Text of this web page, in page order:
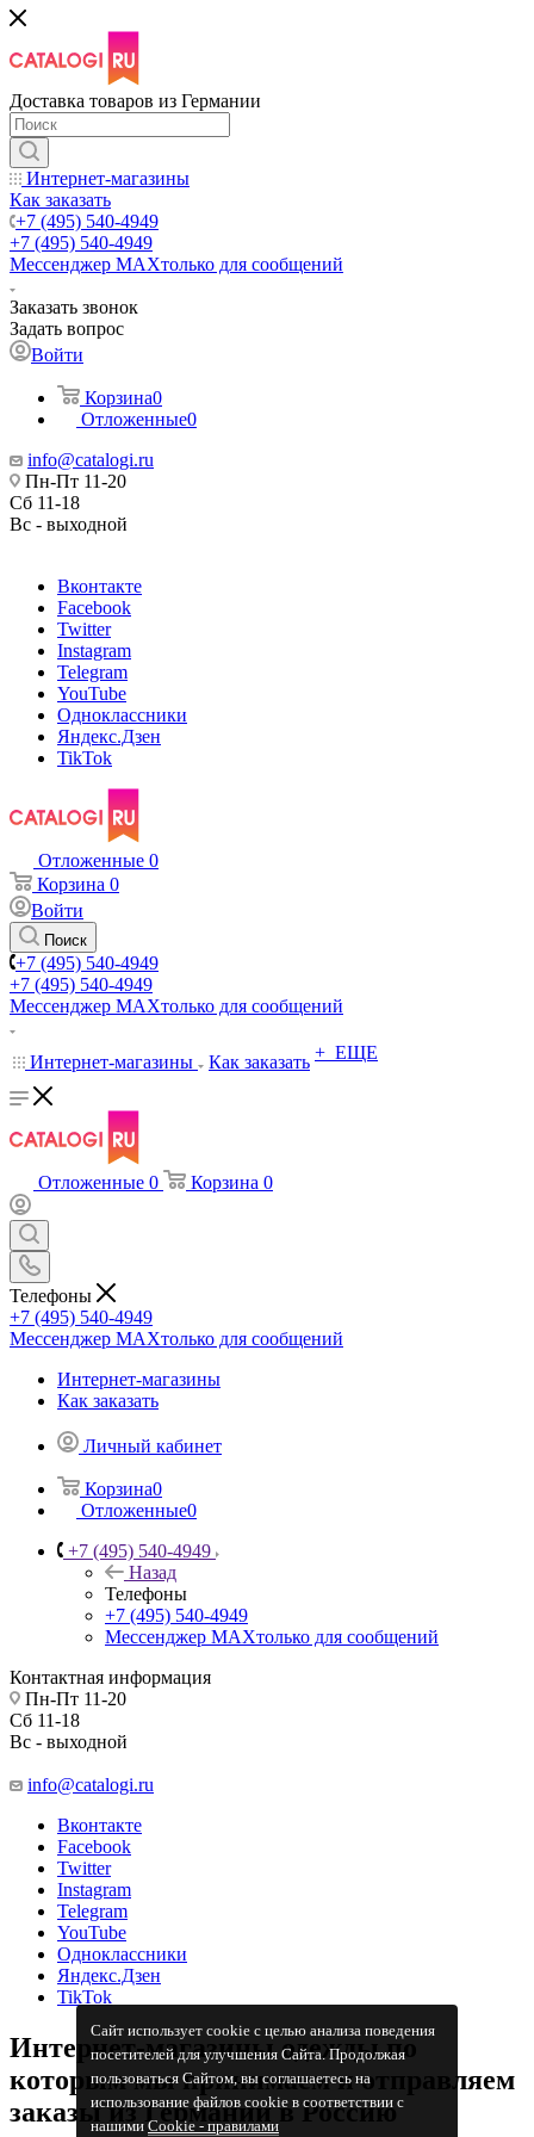
Сайт использует cookie с целью анализа поведения
посетителей для улучшения Сайта. Продолжая
пользоваться Сайтом, вы соглашаетесь на
использование файлов cookie в соответствии с
нашимиCookiе - правилами
Доставка товаров из Германии
Интернет-магазины
Как заказать
+7 (495) 540-4949
+7 (495) 540-4949
Мессенджер МАХтолько для сообщений
Заказать звонок
Задать вопрос
Войти
Корзина0
Отложенные0
info@catalogi.ru
Пн-Пт 11-20
Сб 11-18
Вс - выходной
Вконтакте
Facebook
Twitter
Instagram
Telegram
YouTube
Одноклассники
Яндекс.Дзен
TikTok
Отложенные 0
Корзина 0
Войти
Поиск
+7 (495) 540-4949
+7 (495) 540-4949
Мессенджер МАХтолько для сообщений
Интернет-магазины Как заказать + ЕЩЕ
Отложенные 0 Корзина 0
Телефоны
+7 (495) 540-4949
Мессенджер МАХтолько для сообщений
Интернет-магазины
Как заказать
Личный кабинет
Корзина0
Отложенные0
+7 (495) 540-4949
Назад
Телефоны
+7 (495) 540-4949
Мессенджер МАХтолько для сообщений
Контактная информация
Пн-Пт 11-20
Сб 11-18
Вс - выходной
info@catalogi.ru
Вконтакте
Facebook
Twitter
Instagram
Telegram
YouTube
Одноклассники
Яндекс.Дзен
TikTok
Интернет-магазины одежды по
которым мы принимаем и отправляем
заказы из Германии в Россию